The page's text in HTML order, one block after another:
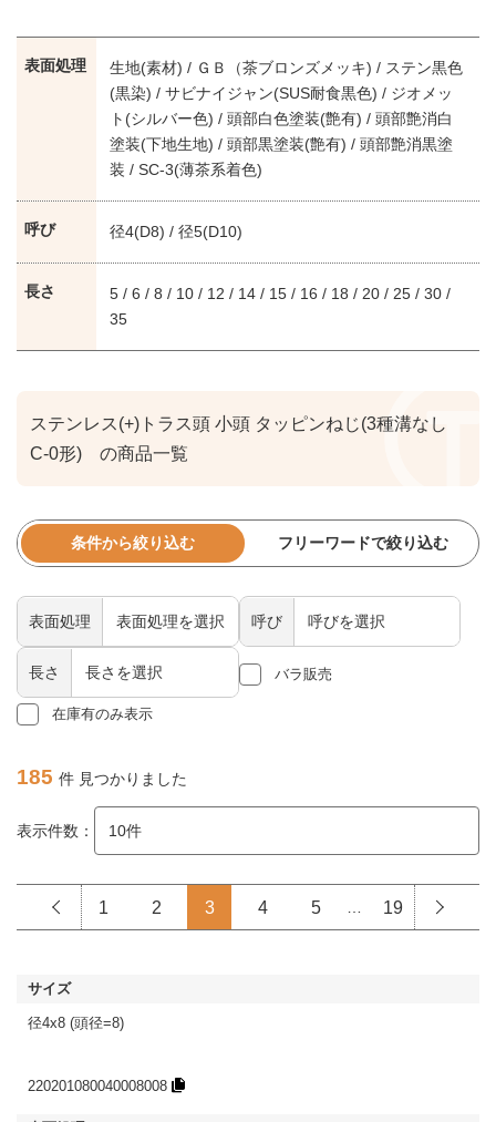
表面処理
生地(素材) / ＧＢ（茶ブロンズメッキ) / ステン黒色
(黒染) / サビナイジャン(SUS耐食黒色) / ジオメッ
ト(シルバー色) / 頭部白色塗装(艶有) / 頭部艶消白
塗装(下地生地) / 頭部黒塗装(艶有) / 頭部艶消黒塗
装 / SC-3(薄茶系着色)
呼び 径4(D8) / 径5(D10)
長さ
5 / 6 / 8 / 10 / 12 / 14 / 15 / 16 / 18 / 20 / 25 / 30 /
35
ステンレス(+)トラス頭 小頭 タッピンねじ(3種溝なし
C-0形) の商品一覧
条件から絞り込む フリーワードで絞り込む
表面処理 呼び
長さ バラ販売
在庫有のみ表示
185 件 見つかりました
表示件数：
1 2 3 4 5 19
径4x8 (頭径=8)
220201080040008008